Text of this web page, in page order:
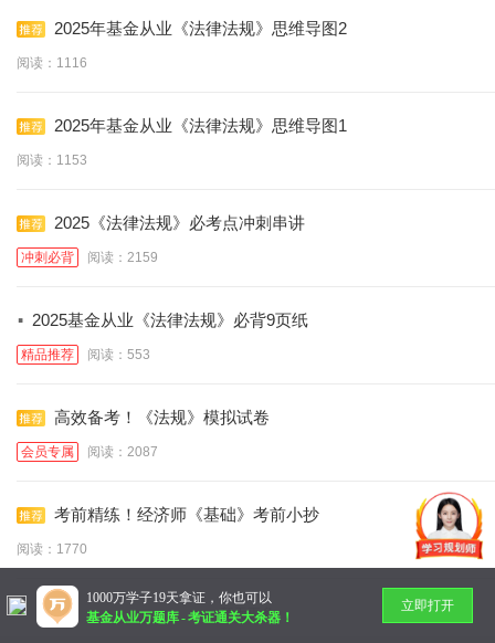
2025年基金从业《法律法规》思维导图2
阅读：1116
2025年基金从业《法律法规》思维导图1
阅读：1153
2025《法律法规》必考点冲刺串讲
冲刺必背 阅读：2159
· 2025基金从业《法律法规》必背9页纸
精品推荐 阅读：553
高效备考！《法规》模拟试卷
会员专属 阅读：2087
考前精练！经济师《基础》考前小抄
阅读：1770
暂无更多
1000万学子19天拿证，你也可以
基金从业万题库-考证通关大杀器！
立即打开